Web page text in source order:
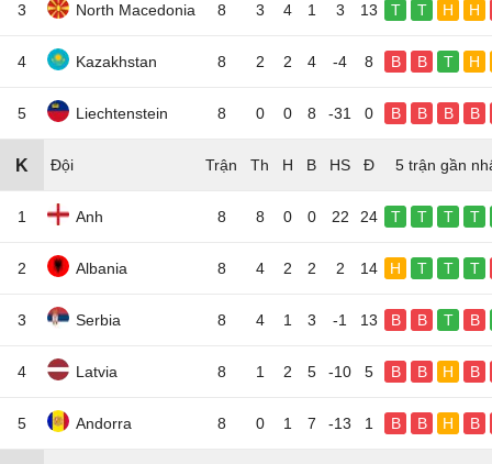
3 North Macedonia 8 3 4 1 3 13 T T H H
4 Kazakhstan 8 2 2 4 -4 8 B B T H
5 Liechtenstein 8 0 0 8 -31 0 B B B B
K Đội 5 trận gần
1 Anh 8 8 0 0 22 24 T T T T
2 Albania 8 4 2 2 2 14 H T T T
3 Serbia 8 4 1 3 -1 13 B B T B
4 Latvia 8 1 2 5 -10 5 B B H B
5 Andorra 8 0 1 7 -13 1 B B H B